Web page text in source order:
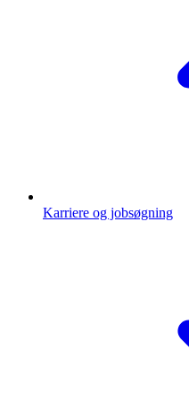
Karriere og jobsøgning